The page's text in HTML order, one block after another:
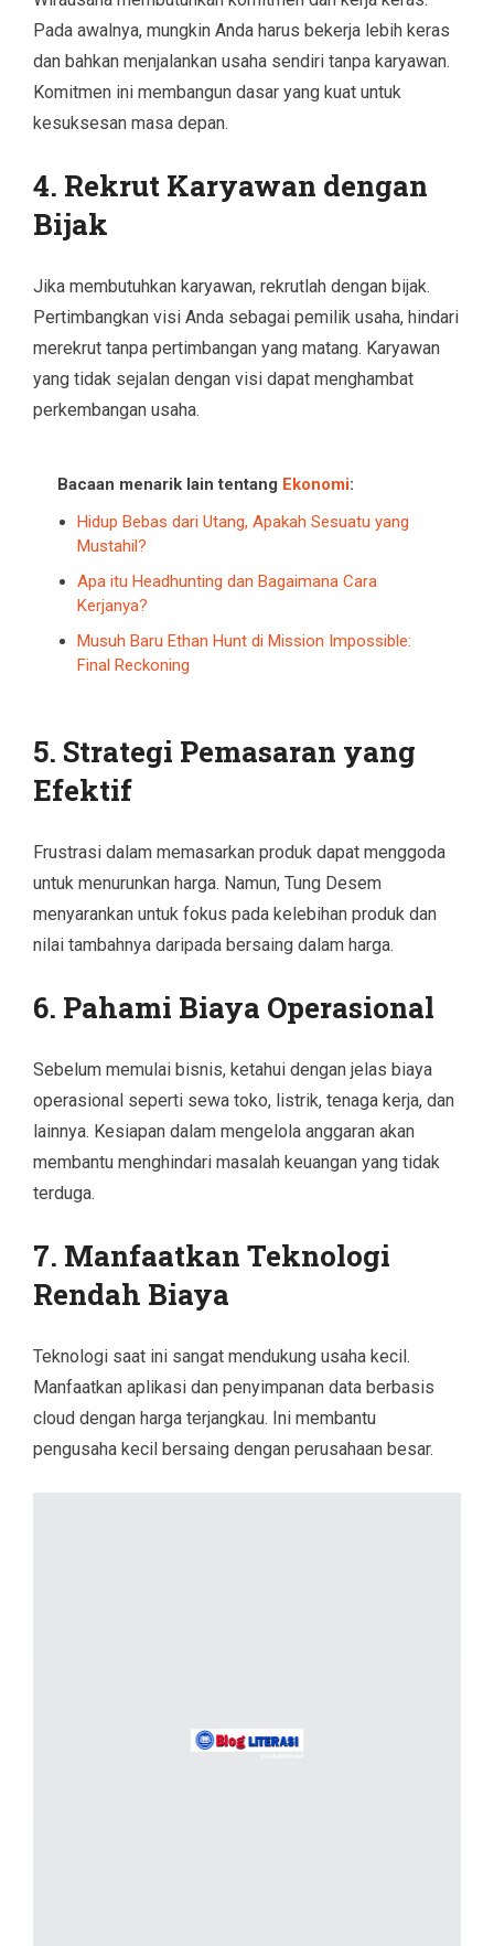
Pada awalnya, mungkin Anda harus bekerja lebih keras
dan bahkan menjalankan usaha sendiri tanpa karyawan.
Komitmen ini membangun dasar yang kuat untuk
kesuksesan masa depan.
4. Rekrut Karyawan dengan
Bijak
Jika membutuhkan karyawan, rekrutlah dengan bijak.
Pertimbangkan visi Anda sebagai pemilik usaha, hindari
merekrut tanpa pertimbangan yang matang. Karyawan
yang tidak sejalan dengan visi dapat menghambat
perkembangan usaha.
Bacaan menarik lain tentang Ekonomi:
Hidup Bebas dari Utang, Apakah Sesuatu yang
Mustahil?
Apa itu Headhunting dan Bagaimana Cara
Kerjanya?
Musuh Baru Ethan Hunt di Mission Impossible:
Final Reckoning
5. Strategi Pemasaran yang
Efektif
Frustrasi dalam memasarkan produk dapat menggoda
untuk menurunkan harga. Namun, Tung Desem
menyarankan untuk fokus pada kelebihan produk dan
nilai tambahnya daripada bersaing dalam harga.
6. Pahami Biaya Operasional
Sebelum memulai bisnis, ketahui dengan jelas biaya
operasional seperti sewa toko, listrik, tenaga kerja, dan
lainnya. Kesiapan dalam mengelola anggaran akan
membantu menghindari masalah keuangan yang tidak
terduga.
7. Manfaatkan Teknologi
Rendah Biaya
Teknologi saat ini sangat mendukung usaha kecil.
Manfaatkan aplikasi dan penyimpanan data berbasis
cloud dengan harga terjangkau. Ini membantu
pengusaha kecil bersaing dengan perusahaan besar.